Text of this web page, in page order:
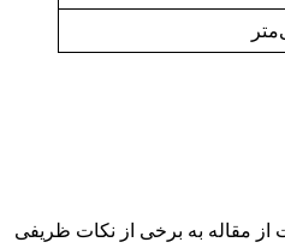
از مقاله به برخی از نکات ظریفی